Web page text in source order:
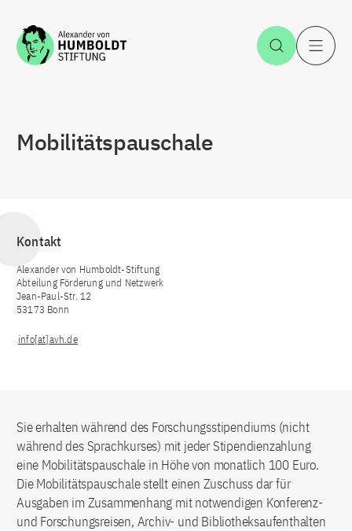
Zum Inhalt springen Suche
Mobilitätspauschale
Kontakt
Alexander von Humboldt-Stiftung
Abteilung Förderung und Netzwerk
Jean-Paul-Str. 12
53173 Bonn
info[at]avh.de
Sie erhalten während des Forschungsstipendiums (nicht
während des Sprachkurses) mit jeder Stipendienzahlung
eine Mobilitätspauschale in Höhe von monatlich 100 Euro.
Die Mobilitätspauschale stellt einen Zuschuss dar für
Ausgaben im Zusammenhang mit notwendigen Konferenz-
und Forschungsreisen, Archiv- und Bibliotheksaufenthalten